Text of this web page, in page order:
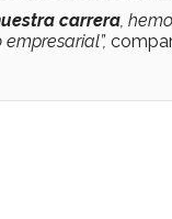
carrera ,